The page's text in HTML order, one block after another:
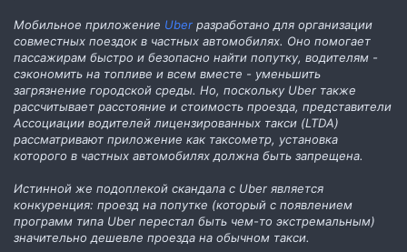
Мобильное приложение Uber разработано для организации
совместных поездок в частных автомобилях. Оно помогает
пассажирам быстро и безопасно найти попутку, водителям -
сэкономить на топливе и всем вместе - уменьшить
загрязнение городской среды. Но, поскольку Uber также
рассчитывает расстояние и стоимость проезда, представители
Ассоциации водителей лицензированных такси (LTDA)
рассматривают приложение как таксометр, установка
которого в частных автомобилях должна быть запрещена.
Истинной же подоплекой скандала с Uber является
конкуренция: проезд на попутке (который с появлением
программ типа Uber перестал быть чем-то экстремальным)
значительно дешевле проезда на обычном такси.